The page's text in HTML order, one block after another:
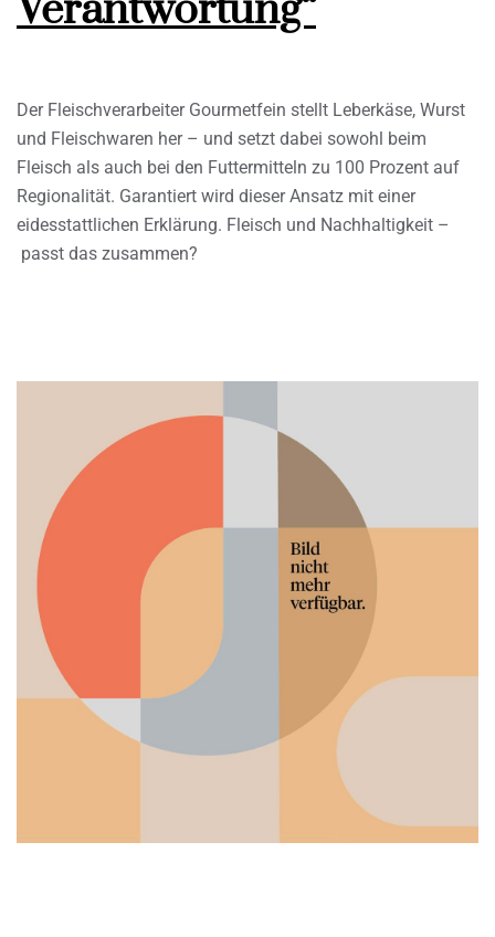
Der Fleischverarbeiter Gourmetfein stellt Leberkäse, Wurst
und Fleischwaren her – und setzt dabei sowohl beim
Fleisch als auch bei den Futtermitteln zu 100 Prozent auf
Regionalität. Garantiert wird dieser Ansatz mit einer
eidesstattlichen Erklärung. Fleisch und Nachhaltigkeit –
passt das zusammen?